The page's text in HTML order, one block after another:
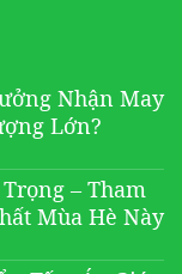
Nhận May
Lớn?
– Tham
Mùa Hè Này